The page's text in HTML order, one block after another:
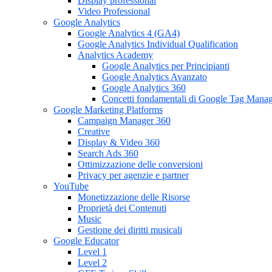
Video Professional
Google Analytics
Google Analytics 4 (GA4)
Google Analytics Individual Qualification
Analytics Academy
Google Analytics per Principianti
Google Analytics Avanzato
Google Analytics 360
Concetti fondamentali di Google Tag
Google Marketing Platforms
Campaign Manager 360
Creative
Display & Video 360
Search Ads 360
Ottimizzazione delle conversioni
Privacy per agenzie e partner
YouTube
Monetizzazione delle Risorse
Proprietà dei Contenuti
Music
Gestione dei diritti musicali
Google Educator
Level 1
Level 2